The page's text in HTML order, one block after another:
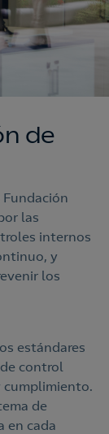
de
las
internos
y
los
estándares
control
cumplimiento.
de
en cada